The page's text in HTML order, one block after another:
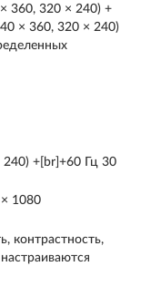
360, 320 × 240) +
× 360, 320 × 240)
+[br]+60 Гц 30
1080
контрастность,